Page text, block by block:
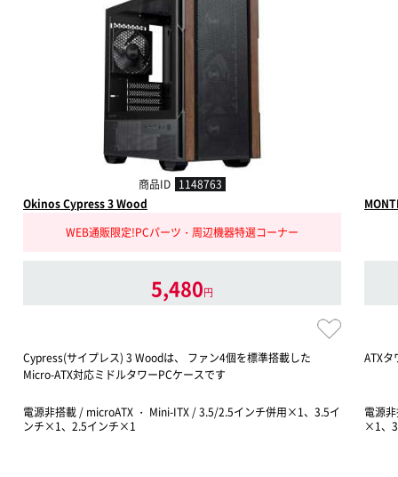
商品ID 1148763
Okinos Cypress 3 Wood
WEB通販限定!PCパーツ・周辺機器特選コーナー
5,480円
Cypress(サイプレス) 3 Woodは、 ファン4個を標準搭載した
Micro-ATX対応ミドルタワーPCケースです
電源非搭載 / microATX ・ Mini-ITX / 3.5/2.5インチ併用×1、3.5イ
ンチ×1、2.5インチ×1
ATX
電源
×1、